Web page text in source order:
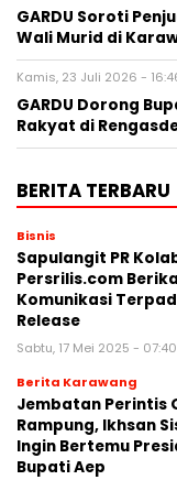
GARDU Soroti
Wali Murid di
Kamis, 23 Juli 2026 -
GARDU Dorong
Rakyat di
BERITA TERBARU
Bisnis
Sapulangit PR
Persrilis.com
Komunikasi
Release
Sabtu, 17 Mei 2025 -
Berita Karawang
Jembatan Perintis
Rampung, Ikhsan
Ingin Bertemu
Bupati Aep